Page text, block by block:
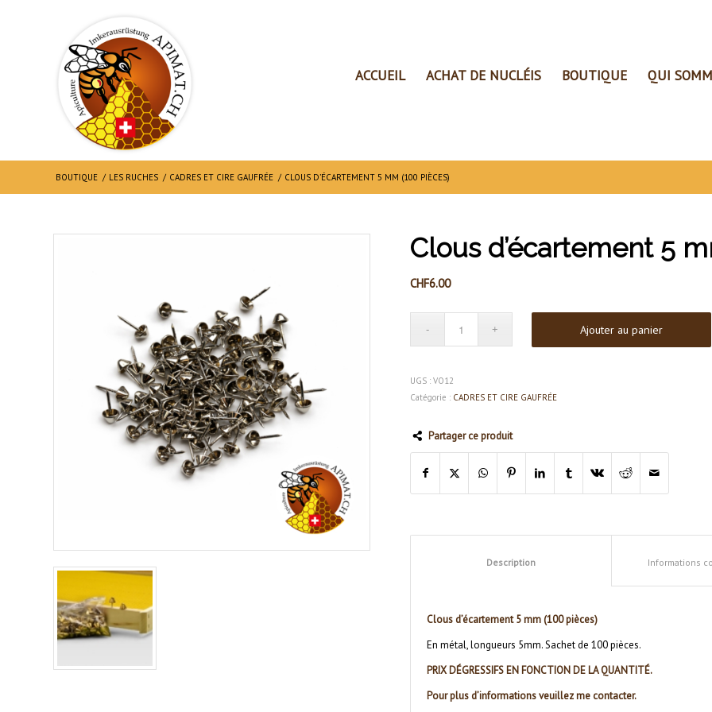
ACCUEIL ACHAT DE NUCLÉIS BOUTIQUE QUI
BOUTIQUE / LES RUCHES / CADRES ET CIRE GAUFRÉE / CLOUS D’ÉCARTEMENT 5 MM (100 PIÈCES)
Clous d’écartement 5
CHF6.00
Ajouter au panier
UGS :VO12
Catégorie : CADRES ET CIRE GAUFRÉE
Partager ce produit
Description Informations
Clous d’écartement 5 mm (100 pièces)
En métal, longueurs 5mm. Sachet de 100 pièces.
PRIX DÉGRESSIFS EN FONCTION DE LA QUANTITÉ.
Pour plus d’informations veuillez me contacter.